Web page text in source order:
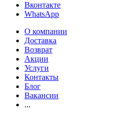
Вконтакте
WhatsApp
О компании
Доставка
Возврат
Акции
Услуги
Контакты
Блог
Вакансии
...